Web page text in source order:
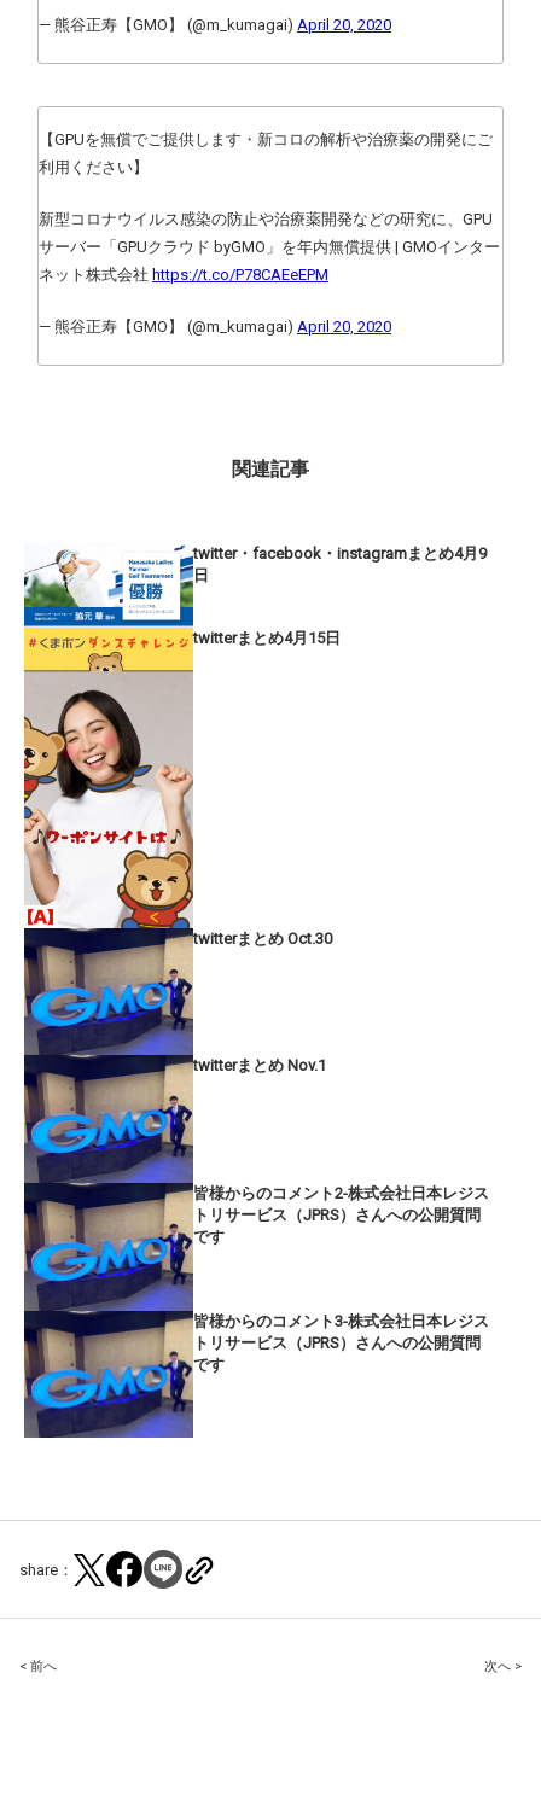
— 熊谷正寿【GMO】 (@m_kumagai) April 20, 2020
【GPUを無償でご提供します・新コロの解析や治療薬の開発にご
利用ください】
新型コロナウイルス感染の防止や治療薬開発などの研究に、GPU
サーバー「GPUクラウド byGMO」を年内無償提供 | GMOインター
ネット株式会社 https://t.co/P78CAEeEPM
— 熊谷正寿【GMO】 (@m_kumagai) April 20, 2020
関連記事
twitter・facebook・instagramまとめ4月9
日
twitterまとめ4月15日
twitterまとめ Oct.30
twitterまとめ Nov.1
皆様からのコメント2-株式会社日本レジス
トリサービス（JPRS）さんへの公開質問
です
皆様からのコメント3-株式会社日本レジス
トリサービス（JPRS）さんへの公開質問
です
share：
Post
< 前へ 次へ >